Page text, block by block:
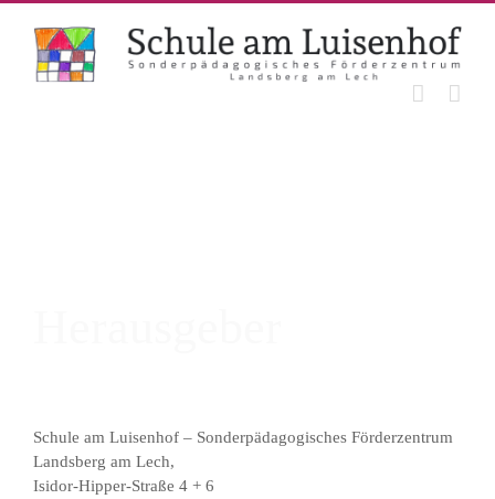
Inhalt
springen
Schule am Luisenhof – Sonderpädagogisches Förderzentrum
Landsberg am Lech,
Isidor-Hipper-Straße 4 + 6